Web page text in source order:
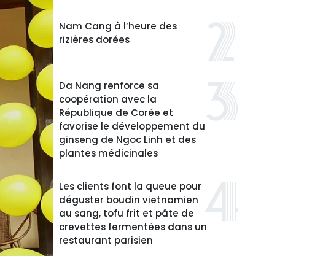
Nam Cang à l’heure des
rizières dorées
Da Nang renforce sa
coopération avec la
République de Corée et
favorise le développement du
ginseng de Ngoc Linh et des
plantes médicinales
Les clients font la queue pour
déguster boudin vietnamien
au sang, tofu frit et pâte de
crevettes fermentées dans un
restaurant parisien